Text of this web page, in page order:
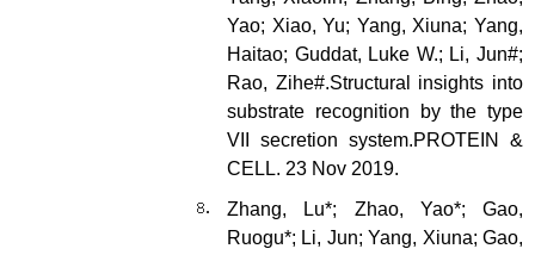
Yao; Xiao, Yu; Yang, Xiuna; Yang,
Haitao; Guddat, Luke W.; Li, Jun#;
Rao, Zihe#.Structural insights into
substrate recognition by the type
VII secretion system.PROTEIN &
CELL. 23 Nov 2019.
Zhang, Lu*; Zhao, Yao*; Gao,
Ruogu*; Li, Jun; Yang, Xiuna; Gao,